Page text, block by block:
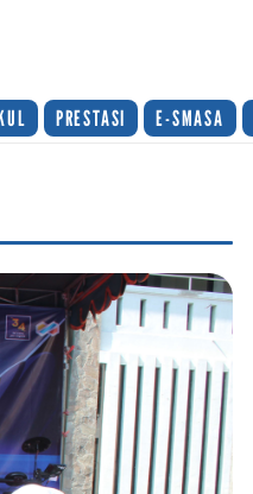
PRESTASI E-SMASA